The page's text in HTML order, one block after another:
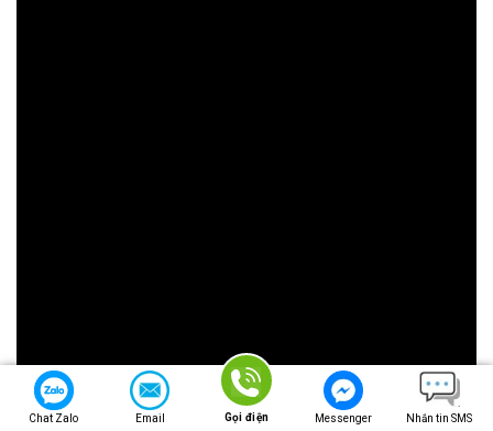
Chat Zalo Email Gọi điện Messenger Nhắn tin SMS